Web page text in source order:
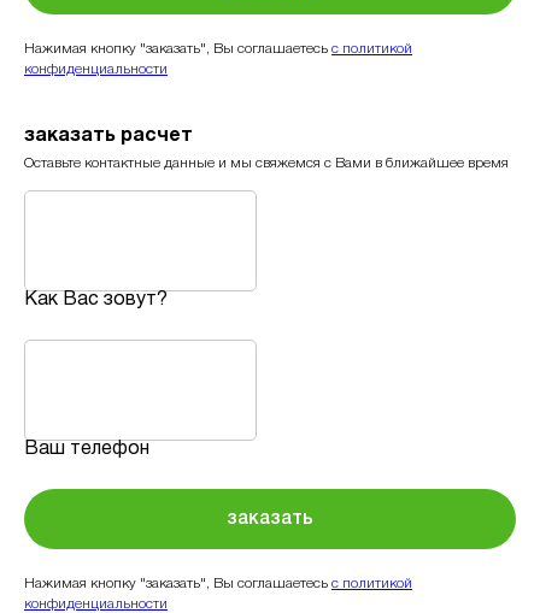
Нажимая кнопку "заказать", Вы соглашаетесь с политикой
конфиденциальности
заказать расчет
Оставьте контактные данные и мы свяжемся с Вами в ближайшее время
Как Вас зовут?
Ваш телефон
заказать
Нажимая кнопку "заказать", Вы соглашаетесь с политикой
конфиденциальности